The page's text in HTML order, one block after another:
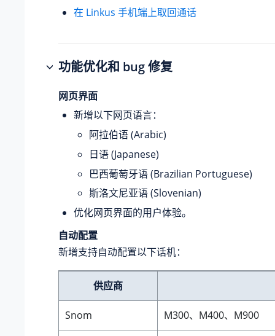
在 Linkus 手机端上取回通话
功能优化和 bug 修复
网页界面
新增以下网页语言：
阿拉伯语 (Arabic)
日语 (Japanese)
巴西葡萄牙语 (Brazilian Portuguese)
斯洛文尼亚语 (Slovenian)
优化网页界面的用户体验。
自动配置
新增支持自动配置以下话机：
供应商
Snom M300、M400、M900